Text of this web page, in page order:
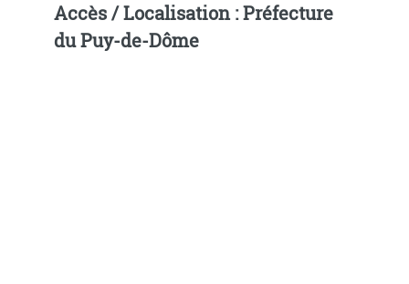
Accès / Localisation : Préfecture
du Puy-de-Dôme